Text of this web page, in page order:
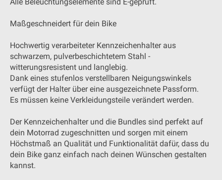
Alle Beleuchtungselemente sind E-geprüft.
Maßgeschneidert für dein Bike
Hochwertig verarbeiteter Kennzeichenhalter aus
schwarzem, pulverbeschichtetem Stahl -
witterungsresistent und langlebig.
Dank eines stufenlos verstellbaren Neigungswinkels
verfügt der Halter über eine ausgezeichnete Passform.
Es müssen keine Verkleidungsteile verändert werden.
Der Kennzeichenhalter und die Bundles sind perfekt auf
dein Motorrad zugeschnitten und sorgen mit einem
Höchstmaß an Qualität und Funktionalität dafür, dass du
dein Bike ganz einfach nach deinen Wünschen gestalten
kannst.